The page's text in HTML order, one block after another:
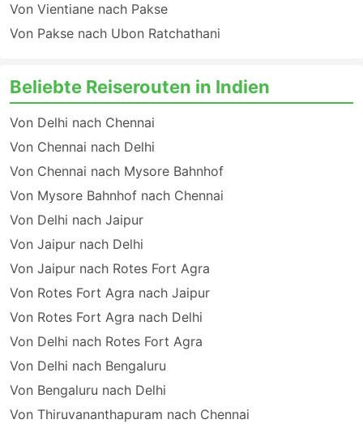
Von Vientiane nach Pakse
Von Pakse nach Ubon Ratchathani
Beliebte Reiserouten in Indien
Von Delhi nach Chennai
Von Chennai nach Delhi
Von Chennai nach Mysore Bahnhof
Von Mysore Bahnhof nach Chennai
Von Delhi nach Jaipur
Von Jaipur nach Delhi
Von Jaipur nach Rotes Fort Agra
Von Rotes Fort Agra nach Jaipur
Von Rotes Fort Agra nach Delhi
Von Delhi nach Rotes Fort Agra
Von Delhi nach Bengaluru
Von Bengaluru nach Delhi
Von Thiruvananthapuram nach Chennai